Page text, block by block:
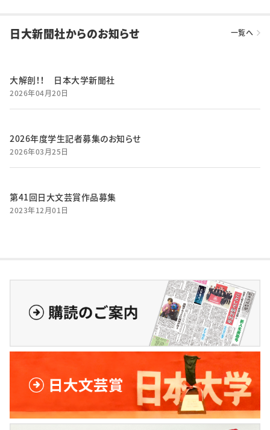
日大新聞社からのお知らせ 一覧へ
大解剖！！ 日本大学新聞社
2026年04月20日
2026年度学生記者募集のお知らせ
2026年03月25日
第41回日大文芸賞作品募集
2023年12月01日